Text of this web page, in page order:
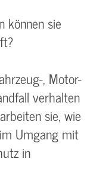
können sie
, Motor-
verhalten
sie, wie
Umgang mit
in